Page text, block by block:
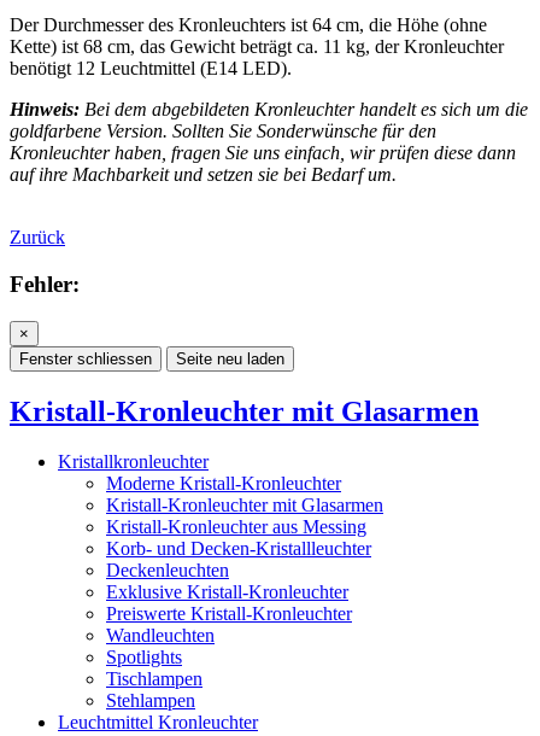
Der Durchmesser des Kronleuchters ist 64 cm, die Höhe (ohne
Kette) ist 68 cm, das Gewicht beträgt ca. 11 kg, der Kronleuchter
benötigt 12 Leuchtmittel (E14 LED).
Hinweis: Bei dem abgebildeten Kronleuchter handelt es sich um die
goldfarbene Version. Sollten Sie Sonderwünsche für den
Kronleuchter haben, fragen Sie uns einfach, wir prüfen diese dann
auf ihre Machbarkeit und setzen sie bei Bedarf um.
Zurück
Fehler:
×
Fenster schliessen
Seite neu laden
Kristall-Kronleuchter mit Glasarmen
Kristallkronleuchter
Moderne Kristall-Kronleuchter
Kristall-Kronleuchter mit Glasarmen
Kristall-Kronleuchter aus Messing
Korb- und Decken-Kristallleuchter
Deckenleuchten
Exklusive Kristall-Kronleuchter
Preiswerte Kristall-Kronleuchter
Wandleuchten
Spotlights
Tischlampen
Stehlampen
Leuchtmittel Kronleuchter